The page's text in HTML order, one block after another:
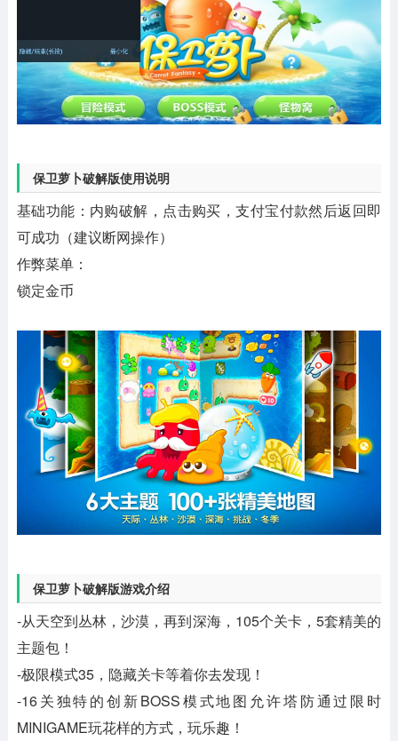
保卫萝卜破解版使用说明
基础功能：内购破解，点击购买，支付宝付款然后返回即
可成功（建议断网操作）
作弊菜单：
锁定金币
保卫萝卜破解版游戏介绍
-从天空到丛林，沙漠，再到深海，105个关卡，5套精美的
主题包！
-极限模式35，隐藏关卡等着你去发现！
-16关独特的创新BOSS模式地图允许塔防通过限时
MINIGAME玩花样的方式，玩乐趣！